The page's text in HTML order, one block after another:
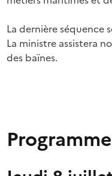
La dernière séquence
La ministre assistera
des baïnes.